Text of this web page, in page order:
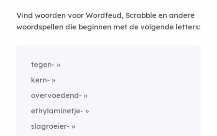
Vind woorden voor Wordfeud, Scrabble en andere
woordspellen die beginnen met de volgende letters:
tegen-
kern-
overvoedend-
ethylaminetje-
slagroeier-